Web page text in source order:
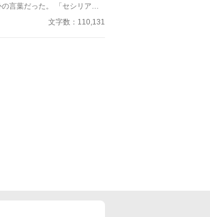
た。 「セシリア、
王国のアレクシスに預ける」
大商会。 そこで始まった新
文字数：110,131